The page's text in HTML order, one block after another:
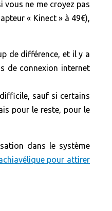
vous ne me croyez pas
« Kinect » à 49€),
de différence, et il y a
de connexion internet
sauf si certains
pour le reste, pour le
dans le système
pour attirer